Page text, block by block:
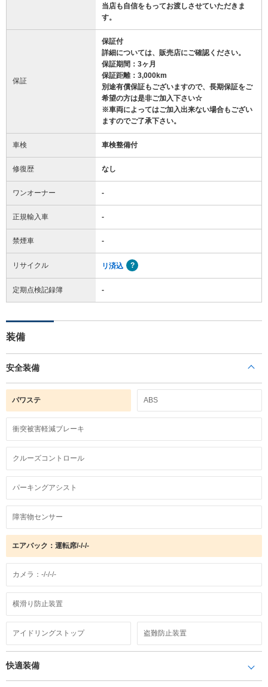
当店も自信をもってお渡しさせていただきま
す。
保証
保証付
詳細については、販売店にご確認ください。
保証期間：3ヶ月
保証距離：3,000km
別途有償保証もございますので、長期保証をご
希望の方は是非ご加入下さい☆
※車両によってはご加入出来ない場合もござい
ますのでご了承下さい。
車検 車検整備付
修復歴 なし
ワンオーナー -
正規輸入車 -
禁煙車 -
リサイクル リ済込
定期点検記録簿 -
装備
安全装備
パワステ ABS
衝突被害軽減ブレーキ
クルーズコントロール
パーキングアシスト
障害物センサー
エアバック：運転席/-/-/-
カメラ：-/-/-/-
横滑り防止装置
アイドリングストップ 盗難防止装置
快適装備